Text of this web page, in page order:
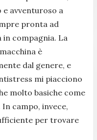
avventuroso a
pronta ad
compagnia. La
è
dal genere, e
mi piacciono
molto basiche come
campo, invece,
per trovare